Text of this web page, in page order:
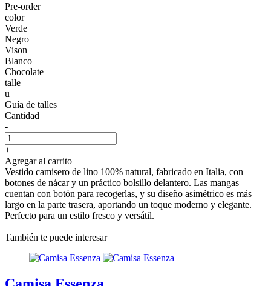
Pre-order
color
Verde
Negro
Vison
Blanco
Chocolate
talle
u
Guía de talles
Cantidad
-
+
Agregar al carrito
Vestido camisero de lino 100% natural, fabricado en Italia, con
botones de nácar y un práctico bolsillo delantero. Las mangas
cuentan con botón para recogerlas, y su diseño asimétrico es más
largo en la parte trasera, aportando un toque moderno y elegante.
Perfecto para un estilo fresco y versátil.
También te puede interesar